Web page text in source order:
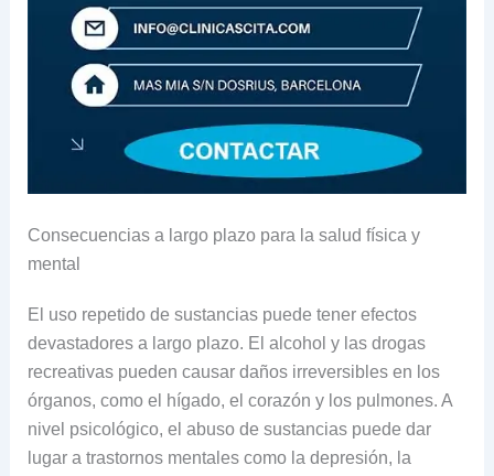
Consecuencias a largo plazo para la salud física y
mental
El uso repetido de sustancias puede tener efectos
devastadores a largo plazo. El alcohol y las drogas
recreativas pueden causar daños irreversibles en los
órganos, como el hígado, el corazón y los pulmones. A
nivel psicológico, el abuso de sustancias puede dar
lugar a trastornos mentales como la depresión, la